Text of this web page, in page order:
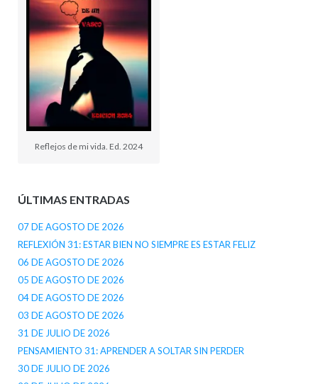
Reflejos de mi vida. Ed. 2024
ÚLTIMAS ENTRADAS
07 DE AGOSTO DE 2026
REFLEXIÓN 31: ESTAR BIEN NO SIEMPRE ES ESTAR FELIZ
06 DE AGOSTO DE 2026
05 DE AGOSTO DE 2026
04 DE AGOSTO DE 2026
03 DE AGOSTO DE 2026
31 DE JULIO DE 2026
PENSAMIENTO 31: APRENDER A SOLTAR SIN PERDER
30 DE JULIO DE 2026